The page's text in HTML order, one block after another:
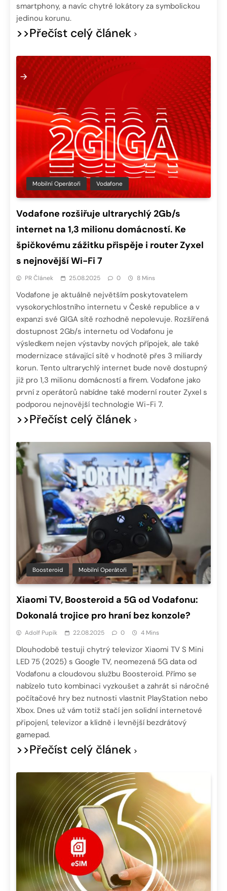
smartphony, a navíc chytré lokátory za symbolickou
jedinou korunu.
>>Přečíst celý článek
Mobilní Operátoři Vodafone
Vodafone rozšiřuje ultrarychlý 2Gb/s
internet na 1,3 milionu domácností. Ke
špičkovému zážitku přispěje i router Zyxel
s nejnovější Wi-Fi 7
PR Článek 25.08.2025 0 8 Mins
Vodafone je aktuálně největším poskytovatelem
vysokorychlostního internetu v České republice a v
expanzi své GIGA sítě rozhodně nepolevuje. Rozšířená
dostupnost 2Gb/s internetu od Vodafonu je
výsledkem nejen výstavby nových přípojek, ale také
modernizace stávající sítě v hodnotě přes 3 miliardy
korun. Tento ultrarychlý internet bude nově dostupný
již pro 1,3 milionu domácností a firem. Vodafone jako
první z operátorů nabídne také moderní router Zyxel s
podporou nejnovější technologie Wi-Fi 7.
>>Přečíst celý článek
Boosteroid Mobilní Operátoři
Xiaomi TV, Boosteroid a 5G od Vodafonu:
Dokonalá trojice pro hraní bez konzole?
Adolf Pupík 22.08.2025 0 4 Mins
Dlouhodobě testuji chytrý televizor Xiaomi TV S Mini
LED 75 (2025) s Google TV, neomezená 5G data od
Vodafonu a cloudovou službu Boosteroid. Přímo se
nabízelo tuto kombinaci vyzkoušet a zahrát si náročné
počítačové hry bez nutnosti vlastnit PlayStation nebo
Xbox. Dnes už vám totiž stačí jen solidní internetové
připojení, televizor a klidně i levnější bezdrátový
gamepad.
>>Přečíst celý článek